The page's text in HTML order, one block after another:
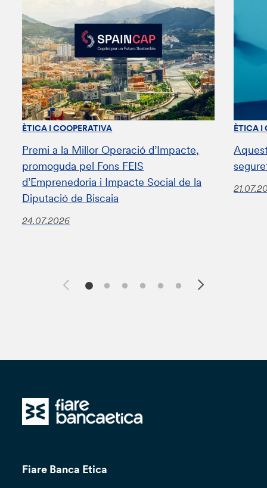
ÈTICA I COOPERATIVA
Premi a la Millor Operació d’Impacte,
promoguda pel Fons FEIS
d’Emprenedoria i Impacte Social de la
Diputació de Biscaia
24.07.2026
ÈTICA I
Fiare Banca Etica